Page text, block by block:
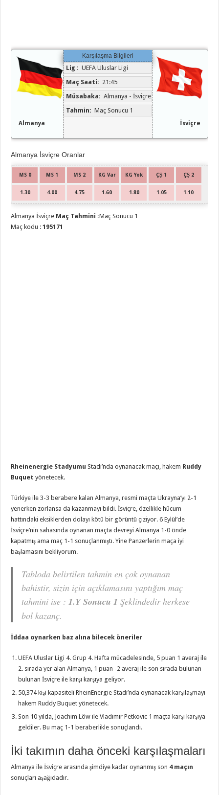
Almanya
Karşılaşma Bilgileri
Lig : UEFA Uluslar Ligi
Maç Saati: 21:45
Müsabaka: Almanya - İsviçre
Tahmin: Maç Sonucu 1
İsviçre
Almanya İsviçre Oranlar
MS 0 MS 1 MS 2 KG Var KG Yok ÇŞ 1 ÇŞ 2
1.30 4.00 4.75 1.60 1.80 1.05 1.10
Almanya İsviçre Maç Tahmini :Maç Sonucu 1
Maç kodu :195171
Rheinenergie Stadyumu Stadı’nda oynanacak maçı, hakem Ruddy
Buquet yönetecek.
Türkiye ile 3-3 berabere kalan Almanya, resmi maçta Ukrayna’yı 2-1
yenerken zorlansa da kazanmayı bildi. İsviçre, özellikle hücum
hattındaki eksiklerden dolayı kötü bir görüntü çiziyor. 6 Eylül’de
İsviçre’nin sahasında oynanan maçta devreyi Almanya 1-0 önde
kapatmış ama maç 1-1 sonuçlanmıştı. Yine Panzerlerin maça iyi
başlamasını bekliyorum.
Tabloda belirtilen tahmin en çok oynanan
bahistir, sizin için açıklamasını yaptığım maç
tahmini ise :1.Y Sonucu 1Şeklindedir herkese
bol kazanç.
İddaa oynarken baz alına bilecek öneriler
UEFA Uluslar Ligi 4. Grup 4. Hafta mücadelesinde, 5 puan 1 averaj ile
2. sırada yer alan Almanya, 1 puan -2 averaj ile son sırada bulunan
bulunan İsviçre ile karşı karşıya geliyor.
50,374 kişi kapasiteli RheinEnergie Stadı’nda oynanacak karşılaşmayı
hakem Ruddy Buquet yönetecek.
Son 10 yılda, Joachim Löw ile Vladimir Petkovic 1 maçta karşı karşıya
geldiler. Bu maç 1-1 beraberlikle sonuçlandı.
İki takımın daha önceki karşılaşmaları
Almanya ile İsviçre arasında şimdiye kadar oynanmış son 4 maçın
sonuçları aşağıdadır.